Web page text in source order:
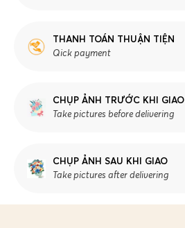
THANH TOÁN THUẬN TIỆN
Qick payment
CHỤP ẢNH TRƯỚC KHI GIAO
Take pictures before delivering
CHỤP ẢNH SAU KHI GIAO
Take pictures after delivering